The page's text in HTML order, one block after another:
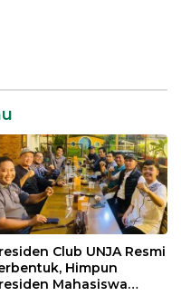
Club UNJA Resmi
Himpun
Mahasiswa